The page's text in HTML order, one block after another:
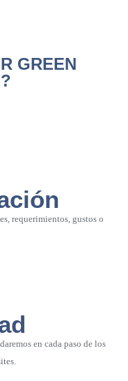
GREEN
requerimientos, gustos o
en cada paso de los